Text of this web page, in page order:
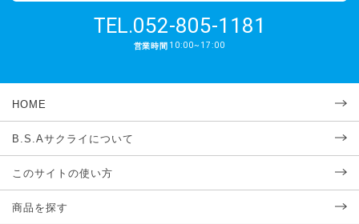
TEL.052-805-1181
営業時間 10:00~17:00
HOME
B.S.Aサクライについて
このサイトの使い方
商品を探す